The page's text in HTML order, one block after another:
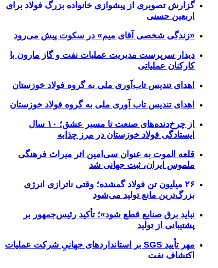
گزارش تصویری از پیشوازی خانواده بزرگ فولاد برای
اربعین حسنی
«زندگی شخصی آقای میم» در سکوت پیش می‌رود
دیدار سرپرست مدیریت عملیات نفت و گاز مارون با
کارکنان عملیاتی
اهدای تندیس تاب‌آوری ملی به گروه فولاد خوزستان
اهدای تندیس تاب آوری ملی به گروه فولاد خوزستان
از چرخ‌دنده‌های صنعت تا مسیر عشق؛ ۱۰ سال
ایستادگی فولاد خوزستان در مرز چذابه
قلعه الموت به عنوان سی‌امین اثر میراث‌ فرهنگی
ملموس ایران، ثبت جهانی شد
۲۶ میلیون تن فولاد گمشده؛ وقتی ناترازی انرژی
بزرگ‌ترین مانع تولید می‌شود
نباید برق صنایع قطع شود»؛ تأکید رئیس‌جمهور بر
پشتیبانی از تولید
مهر تأیید SGS بر استانداردهای جهانیِ شرکت عملیات
اکتشاف نفت